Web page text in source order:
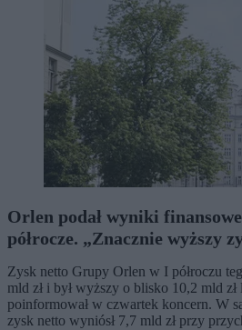
Orlen podał wyniki
półrocze. „Znacznie wyższy
Zysk netto Grupy Orlen w I półroczu
mld zł i był wyższy o blisko 10,2 mld
poinformował w czwartek koncern. W
zysk netto wyniósł 7,7 mld zł przy